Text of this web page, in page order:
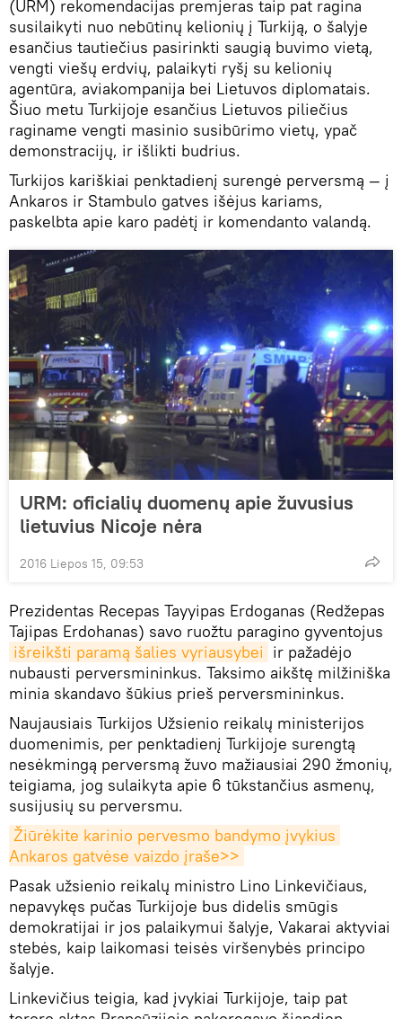
(URM) rekomendacijas premjeras taip pat ragina
susilaikyti nuo nebūtinų kelionių į Turkiją, o šalyje
esančius tautiečius pasirinkti saugią buvimo vietą,
vengti viešų erdvių, palaikyti ryšį su kelionių
agentūra, aviakompanija bei Lietuvos diplomatais.
Šiuo metu Turkijoje esančius Lietuvos piliečius
raginame vengti masinio susibūrimo vietų, ypač
demonstracijų, ir išlikti budrius.
Turkijos kariškiai penktadienį surengė perversmą — į
Ankaros ir Stambulo gatves išėjus kariams,
paskelbta apie karo padėtį ir komendanto valandą.
URM: oficialių duomenų apie žuvusius
lietuvius Nicoje nėra
2016 Liepos 15, 09:53
Prezidentas Recepas Tayyipas Erdoganas (Redžepas
Tajipas Erdohanas) savo ruožtu paragino gyventojus
išreikšti paramą šalies vyriausybei ir pažadėjo
nubausti perversmininkus. Taksimo aikštę milžiniška
minia skandavo šūkius prieš perversmininkus.
Naujausiais Turkijos Užsienio reikalų ministerijos
duomenimis, per penktadienį Turkijoje surengtą
nesėkmingą perversmą žuvo mažiausiai 290 žmonių,
teigiama, jog sulaikyta apie 6 tūkstančius asmenų,
susijusių su perversmu.
Žiūrėkite karinio pervesmo bandymo įvykius
Ankaros gatvėse vaizdo įraše>>
Pasak užsienio reikalų ministro Lino Linkevičiaus,
nepavykęs pučas Turkijoje bus didelis smūgis
demokratijai ir jos palaikymui šalyje, Vakarai aktyviai
stebės, kaip laikomasi teisės viršenybės principo
šalyje.
Linkevičius teigia, kad įvykiai Turkijoje, taip pat